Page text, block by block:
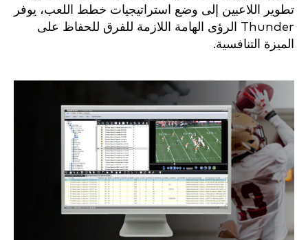
تطوير اللاعبين إلى وضع استراتيجيات خطط اللعب، يوفر
Thunder الرؤى الهامة اللازمة للفرق للحفاظ على
الميزة التنافسية.